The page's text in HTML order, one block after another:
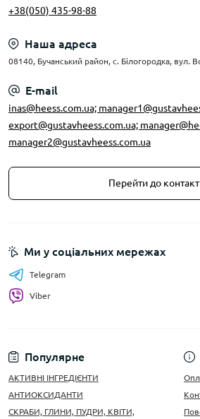
+38(050) 435-98-88
Наша адреса
08140, Бучанський район, с. Білогородка, вул.
E-mail
inas@heess.com.ua;
export@gustavheess.com.ua;
manager2@gustavheess.com.ua
Перейти до
Популярне
АКТИВНІ ІНГРЕДІЄНТИ
АНТИОКСИДАНТИ
СКРАБИ, ГЛИНИ, ПУДРИ, КВІТИ,
Ми у соціальних мережах
Telegram
Viber